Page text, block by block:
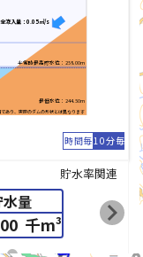
list_alt
あり、実際のダムの形状とは異なります
平常時最高貯水位：258.00m
最低水位：244.50m
全流入量：0.05㎥/s
時間毎10分毎
貯水率関連
水量
千m³ chevron_right